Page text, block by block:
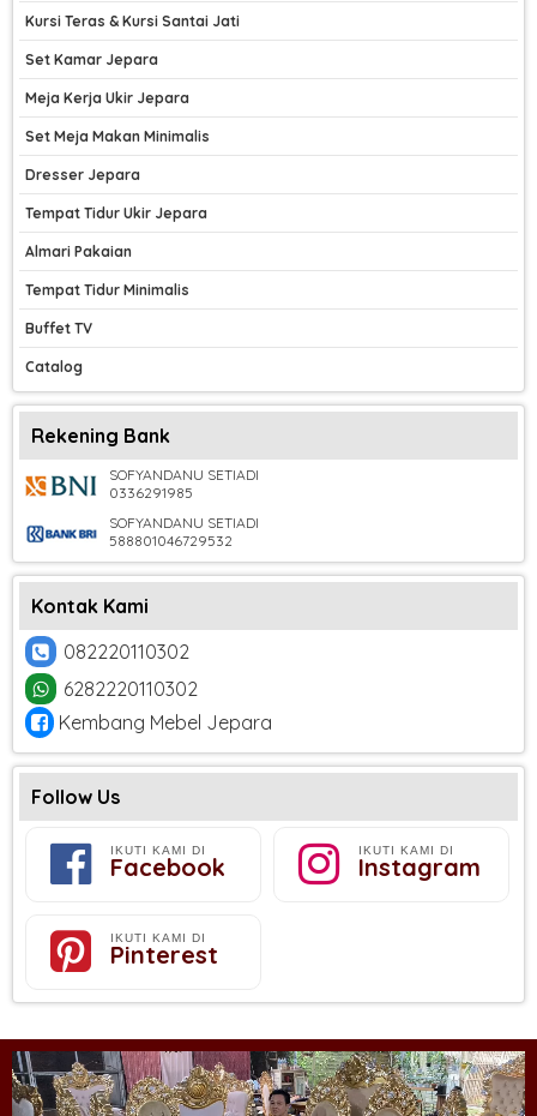
Kursi Teras & Kursi Santai Jati
Set Kamar Jepara
Meja Kerja Ukir Jepara
Set Meja Makan Minimalis
Dresser Jepara
Tempat Tidur Ukir Jepara
Almari Pakaian
Tempat Tidur Minimalis
Buffet TV
Catalog
Rekening Bank
SOFYANDANU SETIADI
0336291985
SOFYANDANU SETIADI
588801046729532
Kontak Kami
082220110302
6282220110302
Kembang Mebel Jepara
Follow Us
IKUTI KAMI DI
Facebook
IKUTI KAMI DI
Instagram
IKUTI KAMI DI
Pinterest